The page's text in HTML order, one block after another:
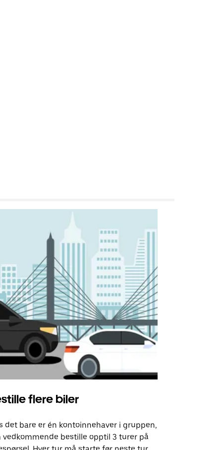
flere biler
det bare er én kontoinnehaver i gruppen,
vedkommende bestille opptil 3 turer på